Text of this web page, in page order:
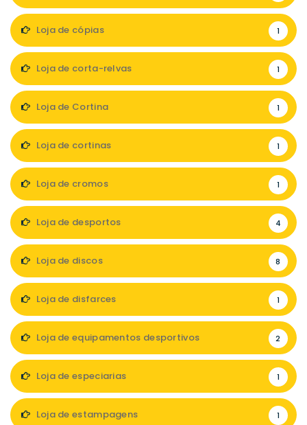
Loja de cópias 1
Loja de corta-relvas 1
Loja de Cortina 1
Loja de cortinas 1
Loja de cromos 1
Loja de desportos 4
Loja de discos 8
Loja de disfarces 1
Loja de equipamentos desportivos 2
Loja de especiarias 1
Loja de estampagens 1